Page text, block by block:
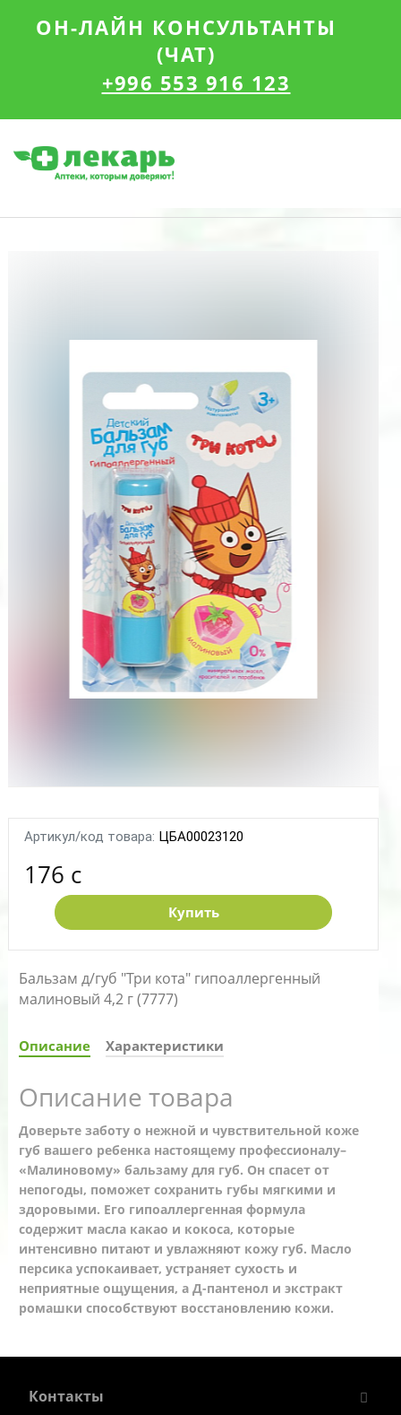
ОН-ЛАЙН КОНСУЛЬТАНТЫ
(ЧАТ)
+996 553 916 123
Артикул/код товара: ЦБА00023120
176 c
Купить
Бальзам д/губ "Три кота" гипоаллергенный
малиновый 4,2 г (7777)
Описание Характеристики
Описание товара
Доверьте заботу о нежной и чувствительной коже
губ вашего ребенка настоящему профессионалу–
«Малиновому» бальзаму для губ. Он спасет от
непогоды, поможет сохранить губы мягкими и
здоровыми. Его гипоаллергенная формула
содержит масла какао и кокоса, которые
интенсивно питают и увлажняют кожу губ. Масло
персика успокаивает, устраняет сухость и
неприятные ощущения, а Д-пантенол и экстракт
ромашки способствуют восстановлению кожи.
Контакты